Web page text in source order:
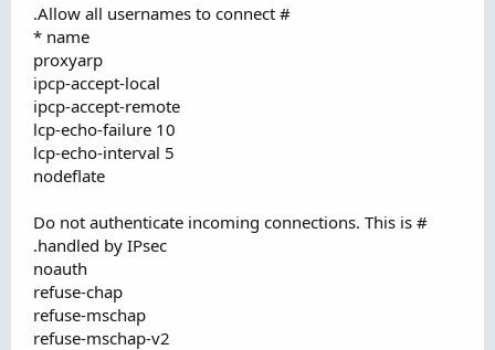
# Allow all usernames to connect.
name *
proxyarp
ipcp-accept-local
ipcp-accept-remote
lcp-echo-failure 10
lcp-echo-interval 5
nodeflate
# Do not authenticate incoming connections. This is
handled by IPsec.
noauth
refuse-chap
refuse-mschap
refuse-mschap-v2